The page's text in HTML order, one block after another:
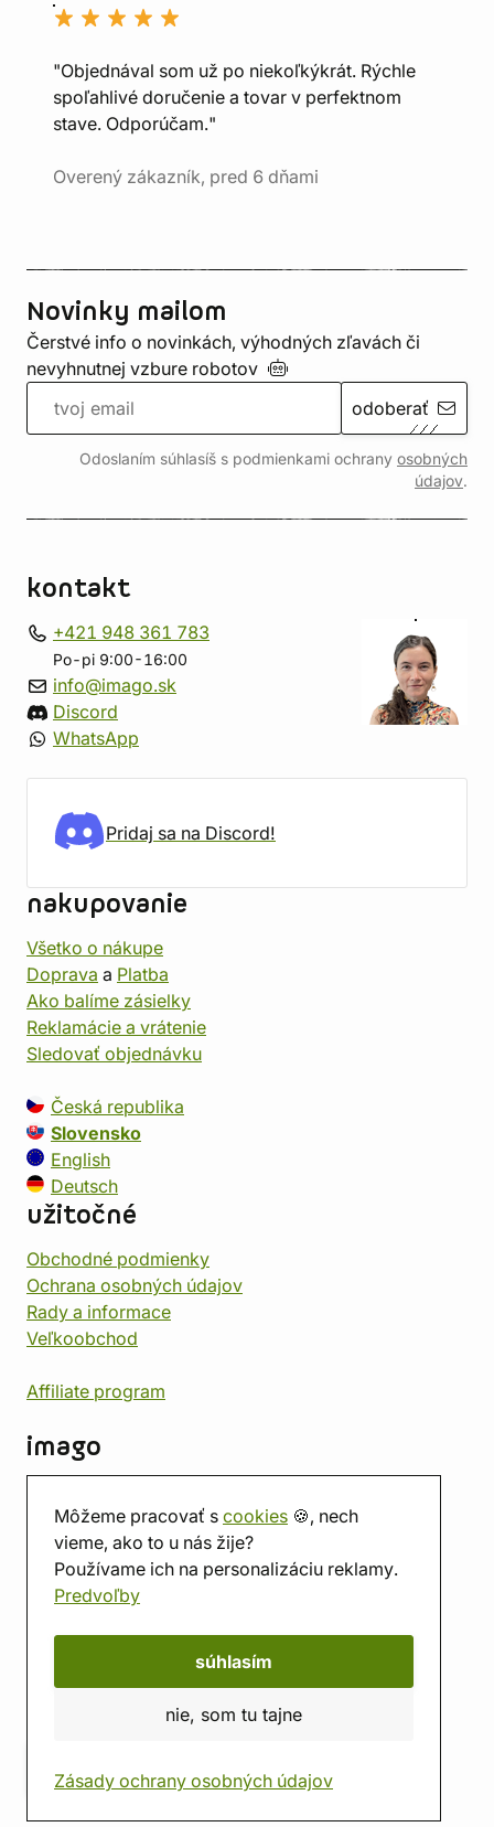
Môžeme pracovať s cookies 🍪, nech
vieme, ako to u nás žije?
Používame ich na personalizáciu reklamy.
Predvoľby
súhlasím
nie, som tu tajne
Zásady ochrany osobných údajov
"Objednával som už po niekoľkýkrát. Rýchle
spoľahlivé doručenie a tovar v perfektnom
stave. Odporúčam."
Overený zákazník, pred 6 dňami
Novinky mailom
Čerstvé info o novinkách, výhodných zľavách či
nevyhnutnej vzbure robotov
odoberať
Odoslaním súhlasíš s podmienkami ochrany osobných
údajov.
kontakt
+421 948 361 783
Po-pi 9:00-16:00
info@imago.sk
Discord
WhatsApp
Pridaj sa na Discord!
nakupovanie
Všetko o nákupe
Doprava a Platba
Ako balíme zásielky
Reklamácie a vrátenie
Sledovať objednávku
Česká republika
Slovensko
English
Deutsch
užitočné
Obchodné podmienky
Ochrana osobných údajov
Rady a informace
Veľkoobchod
Affiliate program
imago
Predajňa
Herňa
O nás
Hodnotenie obchodu